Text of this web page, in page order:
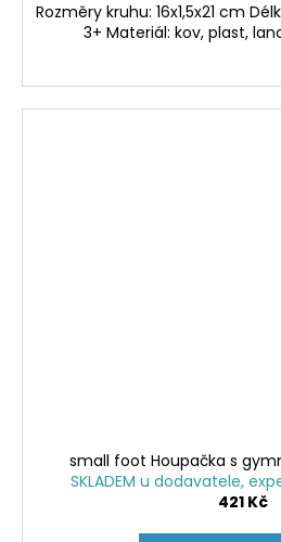
Rozměry kruhu: 16x1,5x21 cm
3+ Materiál: kov, plast,
small foot Houpačka s
SKLADEM u dodavatele,
421 Kč